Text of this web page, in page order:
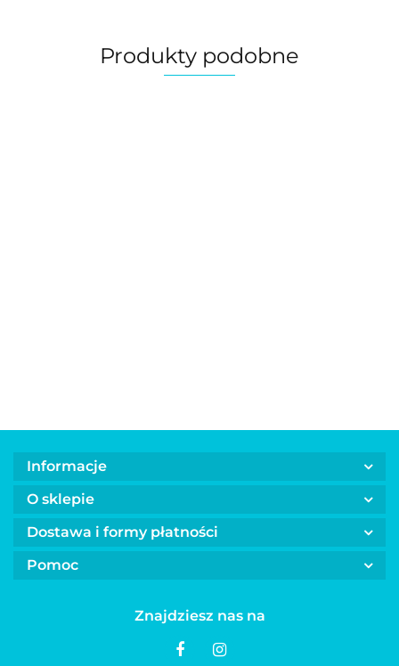
Produkty podobne
Informacje
O sklepie
Dostawa i formy płatności
Pomoc
Znajdziesz nas na